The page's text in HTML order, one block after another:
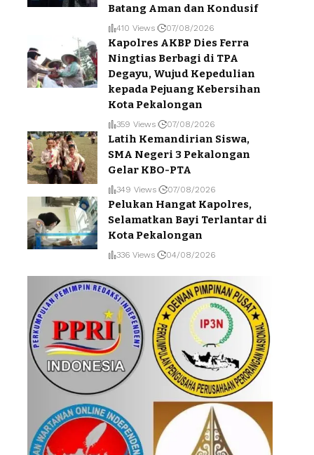
Batang Aman dan Kondusif
410 Views 07/08/2026
Kapolres AKBP Dies Ferra
Ningtias Berbagi di TPA
Degayu, Wujud Kepedulian
kepada Pejuang Kebersihan
Kota Pekalongan
359 Views 07/08/2026
Latih Kemandirian Siswa,
SMA Negeri 3 Pekalongan
Gelar KBO-PTA
349 Views 07/08/2026
Pelukan Hangat Kapolres,
Selamatkan Bayi Terlantar di
Kota Pekalongan
336 Views 04/08/2026